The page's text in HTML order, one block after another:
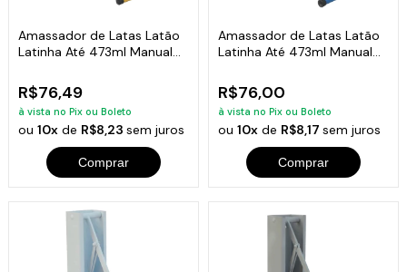
Amassador de Latas Latão
Latinha Até 473ml Manual
R$76,49
à vista no Pix ou Boleto
ou10x de R$8,23sem juros
Comprar
Amassador de Latas Latão
Latinha Até 473ml Manual
R$76,00
à vista no Pix ou Boleto
ou 10xde R$8,17 sem juros
Comprar